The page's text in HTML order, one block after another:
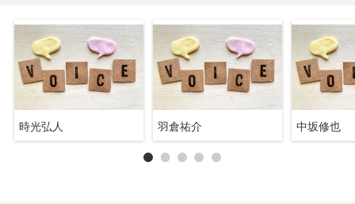
時光弘人 羽倉祐介 中坂修也